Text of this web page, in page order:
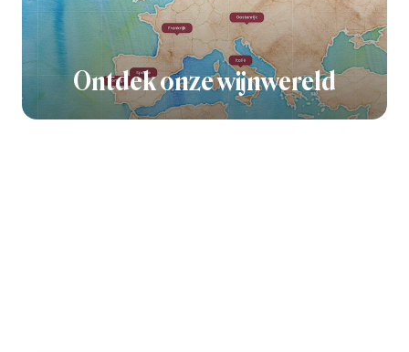
Ontdek onze wijnwereld